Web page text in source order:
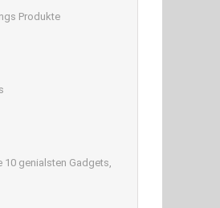
Produkte
10 genialsten Gadgets,